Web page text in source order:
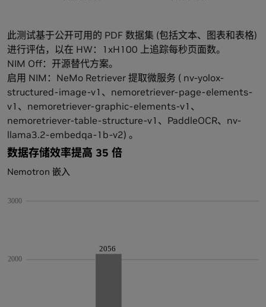
此测试基于公开可用的 PDF 数据集 (包括文本、图表和表格)
进行评估，以在 HW：1xH100 上追踪每秒页面数。
NIM Off：开源替代方案。
启用 NIM：NeMo Retriever 提取微服务 ( nv-yolox-
structured-image-v1、nemoretriever-page-elements-
v1、nemoretriever-graphic-elements-v1、
nemoretriever-table-structure-v1、PaddleOCR、nv-
llama3.2-embedqa-1b-v2) 。
数据存储效率提高 35 倍
Nemotron 嵌入